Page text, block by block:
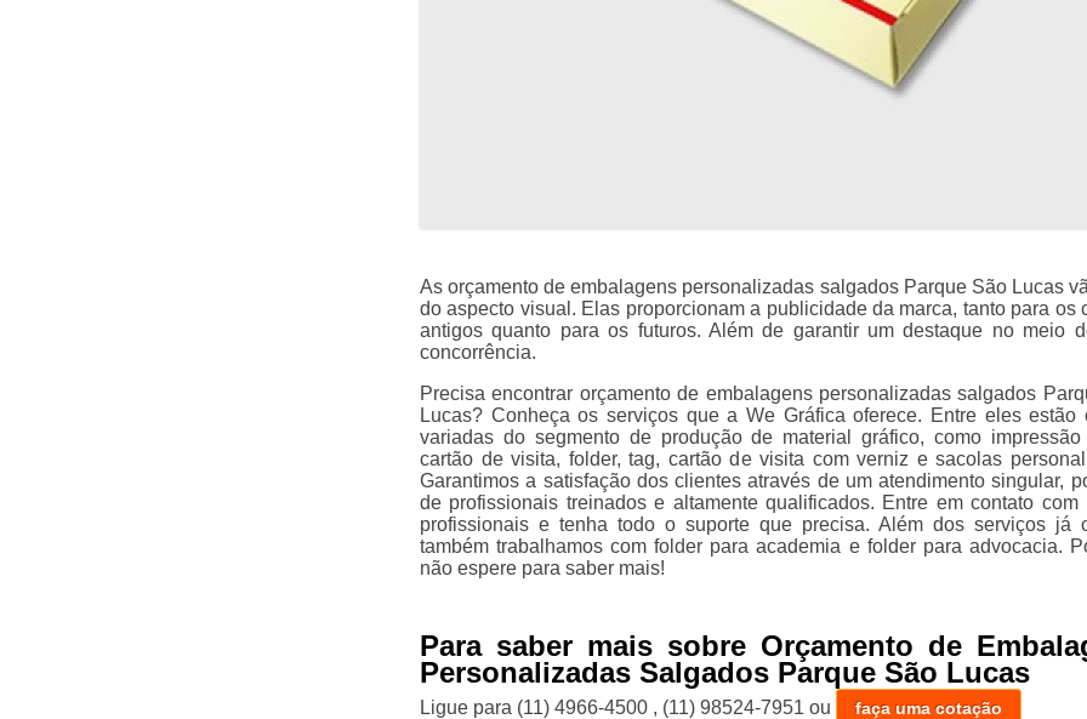
As orçamento de embalagens personalizadas salgados Parque São Lucas
do aspecto visual. Elas proporcionam a publicidade da marca, tanto para os
antigos quanto para os futuros. Além de garantir um destaque no meio
concorrência.
Precisa encontrar orçamento de embalagens personalizadas salgados
Lucas? Conheça os serviços que a We Gráfica oferece. Entre eles estão
variadas do segmento de produção de material gráfico, como impressão
cartão de visita, folder, tag, cartão de visita com verniz e sacolas
Garantimos a satisfação dos clientes através de um atendimento singular,
de profissionais treinados e altamente qualificados. Entre em contato com
profissionais e tenha todo o suporte que precisa. Além dos serviços já
também trabalhamos com folder para academia e folder para advocacia.
não espere para saber mais!
Para saber mais sobre Orçamento de
Personalizadas Salgados Parque São Lucas
Ligue para (11) 4966-4500 , (11) 98524-7951 ou faça uma cotação